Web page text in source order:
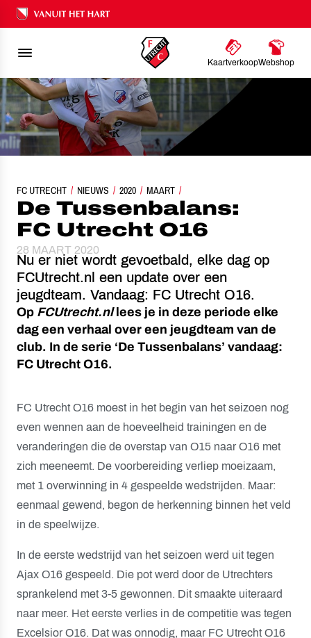
Ons nalatenschap
KaartverkoopWebshop
FC UTRECHT NIEUWS 2020 MAART
DE TUSSENBALANS: FC UTRECHT O16
De Tussenbalans:
FC Utrecht O16
28 MAART 2020
Nu er niet wordt gevoetbald, elke dag op
FCUtrecht.nl een update over een
jeugdteam. Vandaag: FC Utrecht O16.
Op FCUtrecht.nllees je in deze periode elke
dag een verhaal over een jeugdteam van de
club. In de serie ‘De Tussenbalans’ vandaag:
FC Utrecht O16.
FC Utrecht O16 moest in het begin van het seizoen nog
even wennen aan de hoeveelheid trainingen en de
veranderingen die de overstap van O15 naar O16 met
zich meeneemt. De voorbereiding verliep moeizaam,
met 1 overwinning in 4 gespeelde wedstrijden. Maar:
eenmaal gewend, begon de herkenning binnen het veld
in de speelwijze.
In de eerste wedstrijd van het seizoen werd uit tegen
Ajax O16 gespeeld. Die pot werd door de Utrechters
sprankelend met 3-5 gewonnen. Dit smaakte uiteraard
naar meer. Het eerste verlies in de competitie was tegen
Excelsior O16. Dat was onnodig, maar FC Utrecht O16